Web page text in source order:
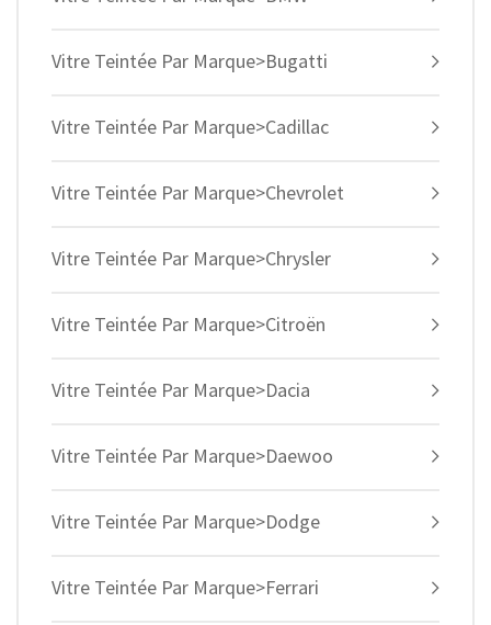
Vitre Teintée Par Marque>Bugatti
Vitre Teintée Par Marque>Cadillac
Vitre Teintée Par Marque>Chevrolet
Vitre Teintée Par Marque>Chrysler
Vitre Teintée Par Marque>Citroën
Vitre Teintée Par Marque>Dacia
Vitre Teintée Par Marque>Daewoo
Vitre Teintée Par Marque>Dodge
Vitre Teintée Par Marque>Ferrari